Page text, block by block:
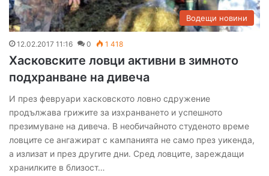
Водещи новини
12.02.2017 11:16 0 1 418
Хасковските ловци активни в зимното
подхранване на дивеча
И през февруари хасковското ловно сдружение
продължава грижите за изхранването и успешното
презимуване на дивеча. В необичайното студеното време
ловците се ангажират с кампанията не само през уикенда,
а излизат и през другите дни. Сред ловците, зареждащи
хранилките в близост…